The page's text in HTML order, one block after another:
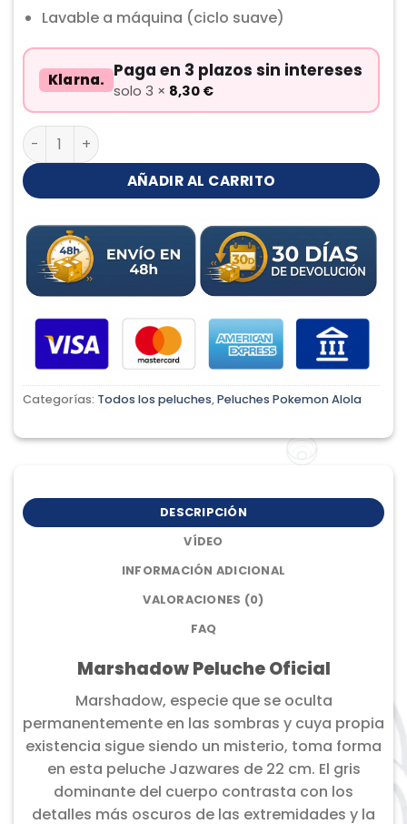
Lavable a máquina (ciclo suave)
Klarna. Paga en 3 plazos sin intereses
solo 3 × 8,30 €
Marshadow Peluche cantidad
AÑADIR AL CARRITO
Categorías: Todos los peluches,Peluches Pokemon Alola
DESCRIPCIÓN
VÍDEO
INFORMACIÓN ADICIONAL
VALORACIONES (0)
FAQ
Marshadow Peluche Oficial
Marshadow, especie que se oculta
permanentemente en las sombras y cuya propia
existencia sigue siendo un misterio, toma forma
en esta peluche Jazwares de 22 cm. El gris
dominante del cuerpo contrasta con los
detalles más oscuros de las extremidades y la